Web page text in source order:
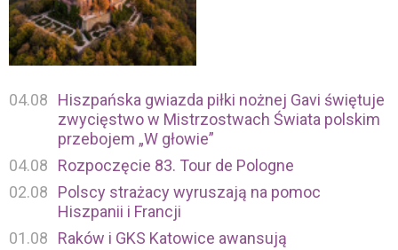
04.08
Hiszpańska gwiazda piłki nożnej Gavi świętuje
zwycięstwo w Mistrzostwach Świata polskim
przebojem „W głowie”
04.08
Rozpoczęcie 83. Tour de Pologne
02.08
Polscy strażacy wyruszają na pomoc
Hiszpanii i Francji
01.08
Raków i GKS Katowice awansują